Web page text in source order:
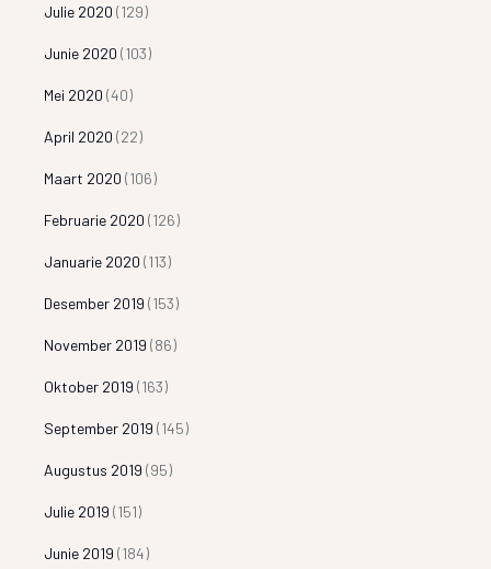
Julie 2020 (129)
Junie 2020 (103)
Mei 2020 (40)
April 2020 (22)
Maart 2020 (106)
Februarie 2020 (126)
Januarie 2020 (113)
Desember 2019 (153)
November 2019 (86)
Oktober 2019 (163)
September 2019 (145)
Augustus 2019 (95)
Julie 2019 (151)
Junie 2019 (184)